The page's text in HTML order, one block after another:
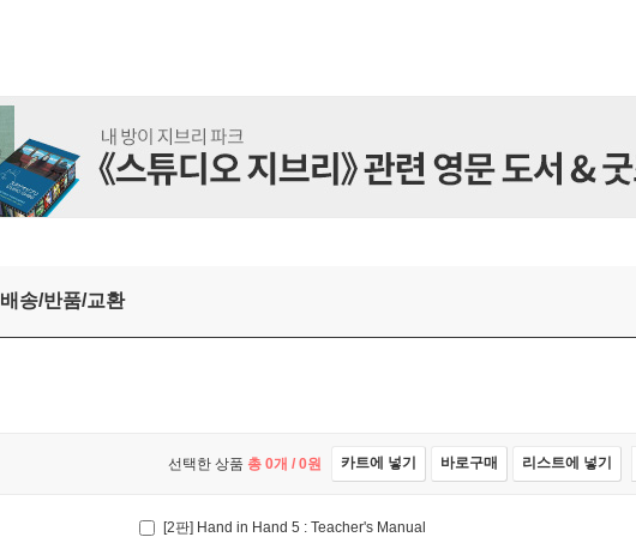
배송/반품/교환
선택한 상품 총 0개 / 0원 카트에 넣기 바로구매 리스트에 넣기
[2판] Hand in Hand 5 : Teacher's Manual